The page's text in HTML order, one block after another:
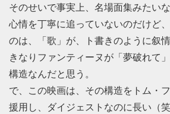
そのせいで事実上、名場面集みたい
心情を丁寧に追っていないのだけど
のは、「歌」が、ト書きのように叙
きなりファンティーヌが「夢破れて
構造なんだと思う。
で、この映画は、その構造をトム・
援用し、ダイジェストなのに長い（